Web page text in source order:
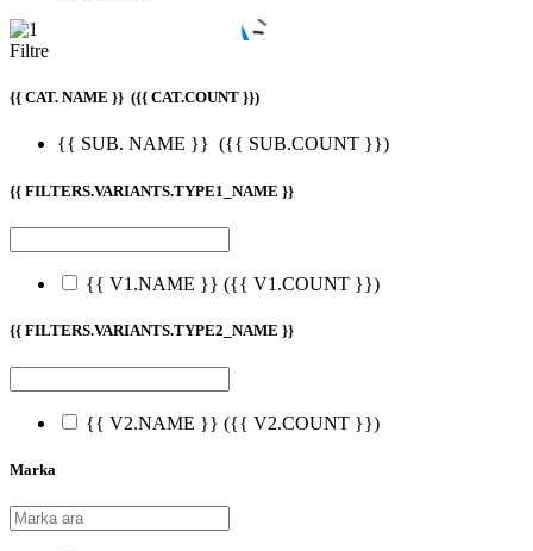
Filtre
{{ CAT. NAME }} ({{ CAT.COUNT }})
{{ SUB. NAME }} ({{ SUB.COUNT }})
{{ FILTERS.VARIANTS.TYPE1_NAME }}
{{ V1.NAME }} ({{ V1.COUNT }})
{{ FILTERS.VARIANTS.TYPE2_NAME }}
{{ V2.NAME }} ({{ V2.COUNT }})
Marka